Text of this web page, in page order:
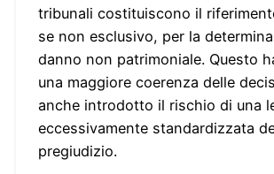
tribunali costituiscono il
se non esclusivo, per la
danno non patrimoniale. Questo
una maggiore coerenza delle
anche introdotto il rischio di una
eccessivamente standardizzata
pregiudizio.